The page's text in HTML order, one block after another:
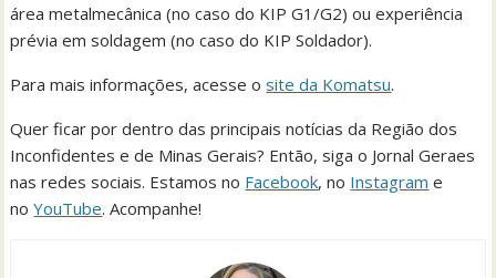
área metalmecânica (no caso do KIP G1/G2) ou experiência
prévia em soldagem (no caso do KIP Soldador).
Para mais informações, acesse osite da Komatsu.
Quer ficar por dentro das principais notícias da Região dos
Inconfidentes e de Minas Gerais? Então, siga o Jornal Geraes
nas redes sociais. Estamos no Facebook, no Instagram e
noYouTube. Acompanhe!